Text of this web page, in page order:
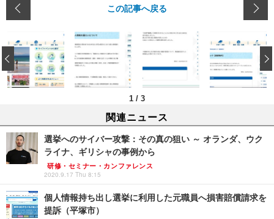
この記事へ戻る
1 / 3
‹
関連ニュース
選挙へのサイバー攻撃：その真の狙い ～ オランダ、ウク
ライナ、ギリシャの事例から
研修・セミナー・カンファレンス
2020.9.17 Thu 8:15
個人情報持ち出し選挙に利用した元職員へ損害賠償請求を
提訴（平塚市）